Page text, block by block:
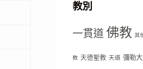
教別
一貫道 佛教 其
教 天德聖教 天道 彌勒